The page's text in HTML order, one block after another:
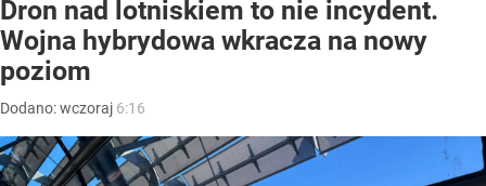
Dron nad lotniskiem to nie incydent.
Wojna hybrydowa wkracza na nowy
poziom
Dodano:wczoraj 6:16